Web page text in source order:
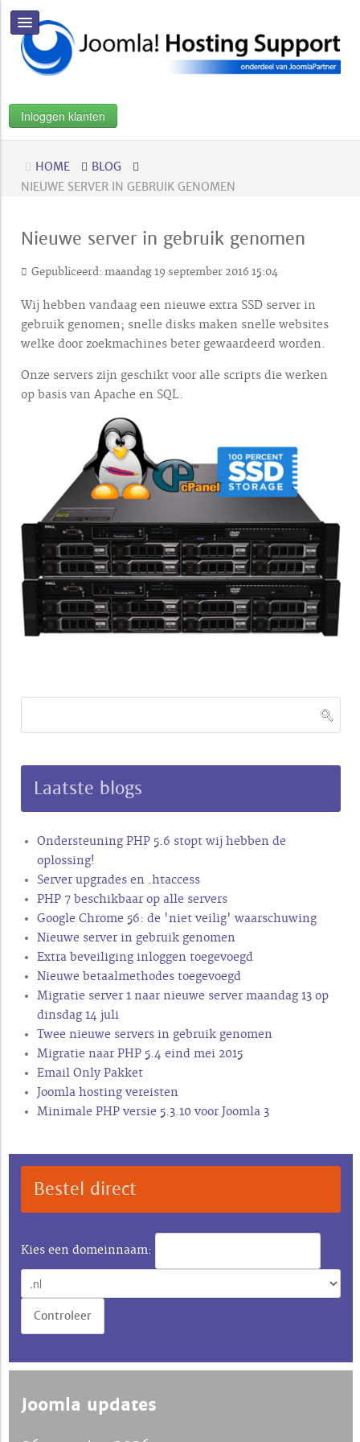
Inloggen klanten
HOME
BLOG
NIEUWE SERVER IN GEBRUIK GENOMEN
Nieuwe server in gebruik genomen
Gepubliceerd: maandag 19 september 2016 15:04
Wij hebben vandaag een nieuwe extra SSD server in
gebruik genomen; snelle disks maken snelle websites
welke door zoekmachines beter gewaardeerd worden.
Onze servers zijn geschikt voor alle scripts die werken
op basis van Apache en SQL.
Laatste blogs
Ondersteuning PHP 5.6 stopt wij hebben de
oplossing!
Server upgrades en .htaccess
PHP 7 beschikbaar op alle servers
Google Chrome 56: de 'niet veilig' waarschuwing
Nieuwe server in gebruik genomen
Extra beveiliging inloggen toegevoegd
Nieuwe betaalmethodes toegevoegd
Migratie server 1 naar nieuwe server maandag 13 op
dinsdag 14 juli
Twee nieuwe servers in gebruik genomen
Migratie naar PHP 5.4 eind mei 2015
Email Only Pakket
Joomla hosting vereisten
Minimale PHP versie 5.3.10 voor Joomla 3
Bestel direct
Kies een domeinnaam:
Joomla updates